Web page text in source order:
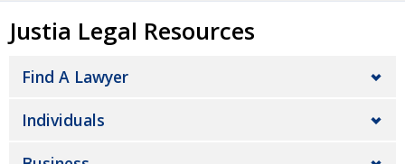
Justia Legal Resources
Find A Lawyer
Individuals